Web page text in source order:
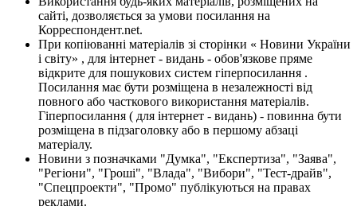
сайті, дозволяється за умови посилання на
Корреспондент.net.
При копіюванні матеріалів зі сторінки « Новини України
і світу» , для інтернет - видань - обов'язкове пряме
відкрите для пошукових систем гіперпосилання .
Посилання має бути розміщена в незалежності від
повного або часткового використання матеріалів.
Гіперпосилання ( для інтернет - видань) - повинна бути
розміщена в підзаголовку або в першому абзаці
матеріалу.
Новини з позначками "Думка", "Експертиза", "Заява",
"Регіони", "Гроші", "Влада", "Вибори", "Тест-драйв",
"Спецпроекти", "Промо" публікуються на правах
реклами.